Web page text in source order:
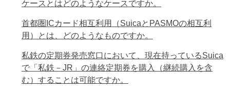
ケースとはどのようなケースですか。
首都圏ICカード相互利用（SuicaとPASMOの相互利
用）とは、どのようなものですか。
私鉄の定期券発売窓口において、現在持っているSuica
で「私鉄－JR」の連絡定期券を購入（継続購入を含
む）することは可能ですか。